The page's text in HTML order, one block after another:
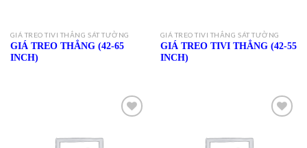
GIÁ TREO TIVI THẲNG SÁT TƯỜNG
GIÁ TREO THẲNG (42-65
INCH)
GIÁ TREO TIVI THẲNG SÁT TƯỜNG
GIÁ TREO TIVI THẲNG (42-55
INCH)